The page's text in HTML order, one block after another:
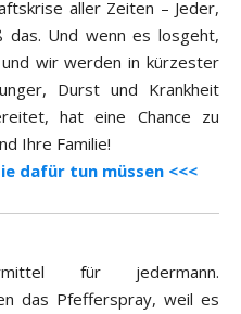
aller Zeiten – Jeder,
Und wenn es losgeht,
wir werden in kürzester
Durst und Krankheit
hat eine Chance zu
Ihre Familie!
dafür tun müssen <<<
für jedermann.
das Pfefferspray, weil es